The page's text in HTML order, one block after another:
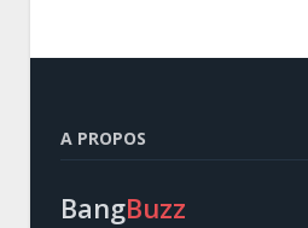
A PROPOS
BangBuzz